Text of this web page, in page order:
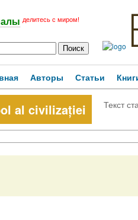
делитесь с миром!
Авторы Статьи
al civilizației Текст